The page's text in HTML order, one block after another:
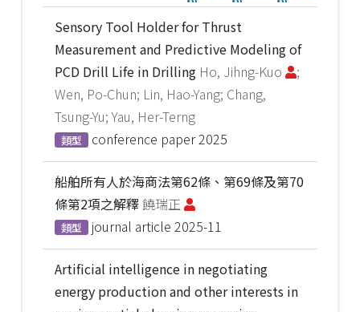
Sensory Tool Holder for Thrust
Measurement and Predictive Modeling of
PCD Drill Life in Drilling Ho, Jihng-Kuo
;
Wen, Po-Chun; Lin, Hao-Yang; Chang,
Tsung-Yu; Yau, Her-Terng
類型 conference paper2025
船舶所有人於海商法第62條、第69條及第70
條第2項之解釋饒瑞正
類型 journal article 2025-11
Artificial intelligence in negotiating
energy production and other interests in